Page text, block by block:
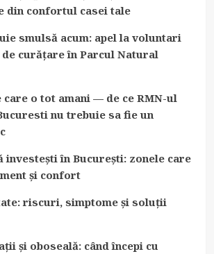
din confortul casei tale
smulsă acum: apel la voluntari
curățare în Parcul Natural
o tot amani — de ce RMN-ul
nu trebuie sa fie un
investești în București: zonele care
și confort
riscuri, simptome și soluții
și oboseală: când începi cu